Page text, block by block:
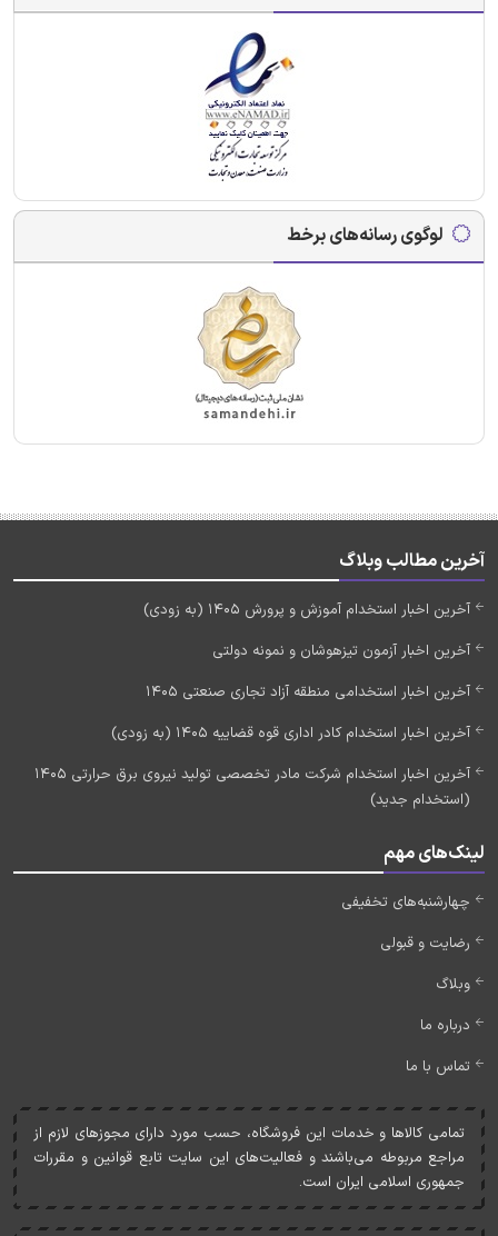
لوگوی رسانه‌های برخط
آخرین مطالب وبلاگ
آخرین اخبار استخدام آموزش و پرورش 1405 (به زودی)
آخرین اخبار آزمون تیزهوشان و نمونه دولتی
آخرین اخبار استخدامی منطقه آزاد تجاری صنعتی 1405
آخرین اخبار استخدام کادر اداری قوه قضاییه 1405 (به زودی)
آخرین اخبار استخدام شرکت مادر تخصصی تولید نیروی برق حرارتی 1405
(استخدام جدید)
لینک‌های مهم
چهارشنبه‌های تخفیفی
رضایت و قبولی
وبلاگ
درباره ما
تماس با ما
تمامی کالاها و خدمات اين فروشگاه، حسب مورد دارای مجوزهای لازم از
مراجع مربوطه می‌باشند و فعاليت‌های اين سايت تابع قوانين و مقررات
جمهوری اسلامی ايران است.